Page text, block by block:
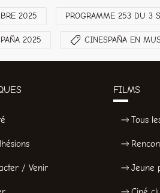
2025 PROGRAMME 253 DU 3
2025 CINESPAÑA EN
/ Venir
FILMS
Tous
Jeune